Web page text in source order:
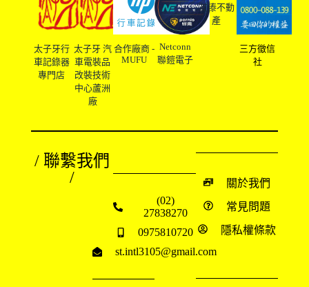
太子牙行
車記錄器
專門店
太子牙 汽
車電裝品
改裝技術
中心蘆洲
廠
合作廠商 -
MUFU
Netconn
聯鎧電子
友溙不動
產
三方徵信
社
/ 聯繫我們
/
(02)
27838270
0975810720
st.intl3105@gmail.com
關於我們
常見問題
隱私權條款